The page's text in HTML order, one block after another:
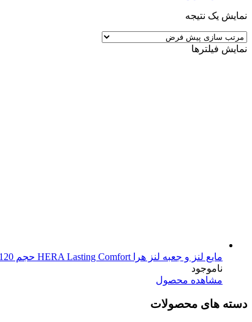
نمایش یک نتیجه
نمایش فیلترها
مایع لنز و جعبه لنز هرا HERA Lasting Comfort حجم 120 میل
ناموجود
مشاهده محصول
دسته های محصولات